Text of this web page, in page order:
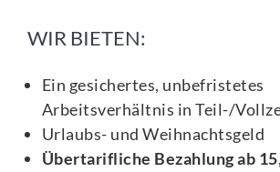
WIR BIETEN:
Ein gesichertes, unbefristetes
Arbeitsverhältnis in Teil-/
Urlaubs- und Weihnachtsgeld
Übertarifliche Bezahlung ab